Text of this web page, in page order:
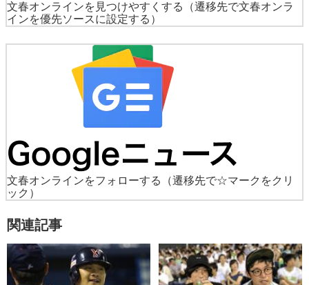
文春オンラインを見つけやすくする
（遷移先で文春オンラ
インを優先ソースに設定する）
文春オンラインをフォローする
（遷移先で☆マークをクリ
ック）
関連記事